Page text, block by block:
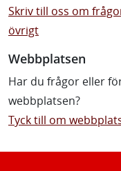
Skriv till oss om
övrigt
Webbplatsen
Har du frågor eller
webbplatsen?
Tyck till om